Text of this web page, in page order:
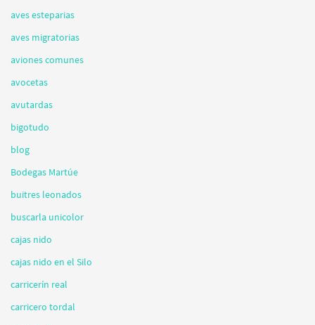
aves esteparias
aves migratorias
aviones comunes
avocetas
avutardas
bigotudo
blog
Bodegas Martúe
buitres leonados
buscarla unicolor
cajas nido
cajas nido en el Silo
carricerín real
carricero tordal